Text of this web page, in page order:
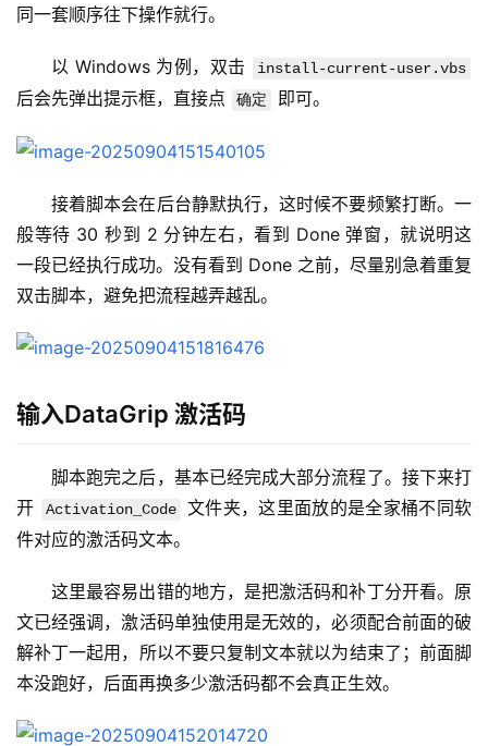
同一套顺序往下操作就行。
以 Windows 为例，双击 install-current-user.vbs
后会先弹出提示框，直接点 确定 即可。
接着脚本会在后台静默执行，这时候不要频繁打断。一
般等待 30 秒到 2 分钟左右，看到 Done 弹窗，就说明这
一段已经执行成功。没有看到 Done 之前，尽量别急着重复
双击脚本，避免把流程越弄越乱。
输入DataGrip 激活码
脚本跑完之后，基本已经完成大部分流程了。接下来打
开
Activation_Code
文件夹，这里面放的是全家桶不同软
件对应的激活码文本。
这里最容易出错的地方，是把激活码和补丁分开看。原
文已经强调，激活码单独使用是无效的，必须配合前面的破
解补丁一起用，所以不要只复制文本就以为结束了；前面脚
本没跑好，后面再换多少激活码都不会真正生效。